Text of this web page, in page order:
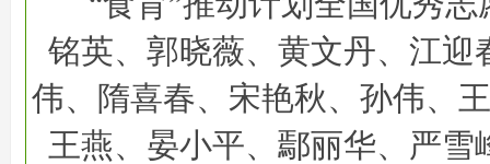
铭英、郭晓薇、黄文丹、江迎
伟、隋喜春、宋艳秋、孙伟、
王燕、晏小平、鄢丽华、严雪